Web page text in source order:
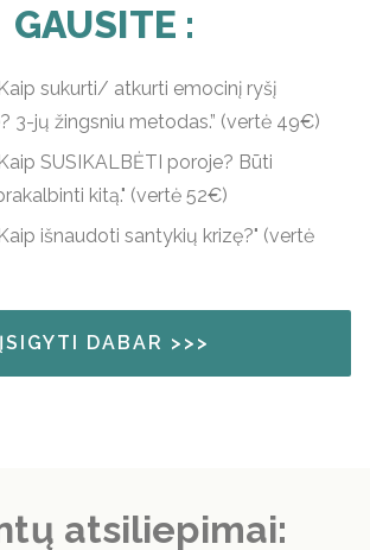
GAUSITE :
sukurti/ atkurti emocinį ryšį
3-jų žingsniu metodas.” (vertė 49€)
SUSIKALBĖTI poroje? Būti
kitą." (vertė 52€)
išnaudoti santykių krizę?" (vertė
ĮSIGYTI DABAR >>>
atsiliepimai: